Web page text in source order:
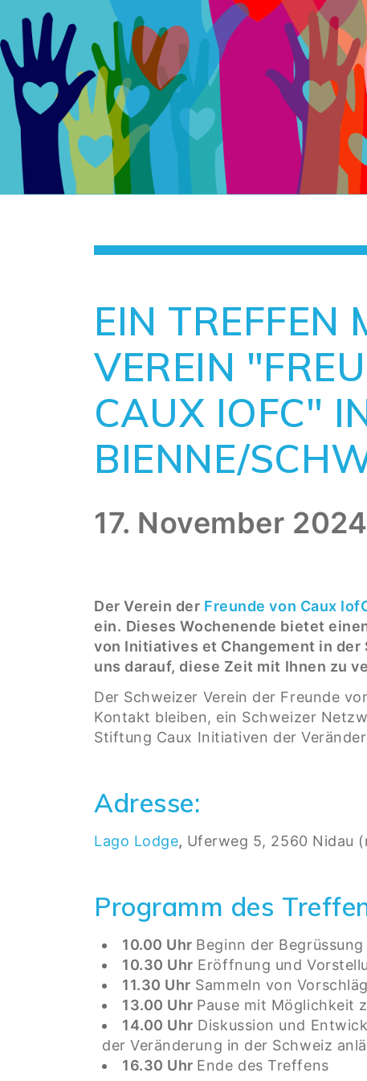
EIN TREFFEN
VEREIN
CAUX IOFC"
BIENNE/
17. November 2024
Der Verein der Freunde von Caux
ein. Dieses Wochenende bietet
von Initiatives et Changement in
uns darauf, diese Zeit mit Ihnen zu
Der Schweizer Verein der Freunde
Kontakt bleiben, ein Schweizer
Stiftung Caux Initiativen der
Adresse:
Lago Lodge, Uferweg 5, 2560 Nidau
Programm des
10.00 Uhr Beginn der
10.30 Uhr Eröffnung und
11.30 Uhr Sammeln von
13.00 Uhr Pause mit Möglichkeit
14.00 Uhr Diskussion und
der Veränderung in der Schweiz
16.30 Uhr Ende des Treffens